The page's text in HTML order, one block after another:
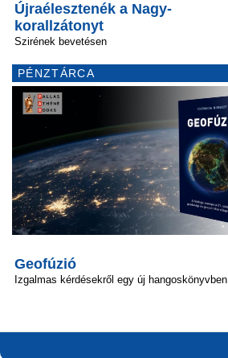
Újraélesztenék a Nagy-
korallzátonyt
Szirének bevetésen
PÉNZTÁRCA
Geofúzió
Izgalmas kérdésekről egy új hangoskönyvben